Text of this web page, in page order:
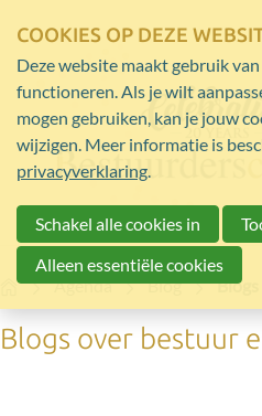
HomeAgenda Blog Blogs
Blogs over bestuur
COOKIES OP DEZE
Deze website maakt gebruik
functioneren. Als je wilt
mogen gebruiken, kan je jouw
wijzigen. Meer informatie is
privacyverklaring.
Schakel alle cookies in
Alleen essentiële cookies